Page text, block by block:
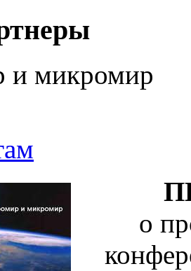
и микромир
о